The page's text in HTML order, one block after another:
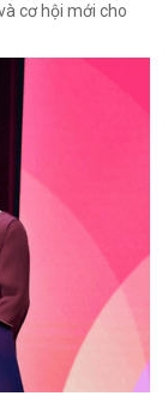
cơ hội mới cho